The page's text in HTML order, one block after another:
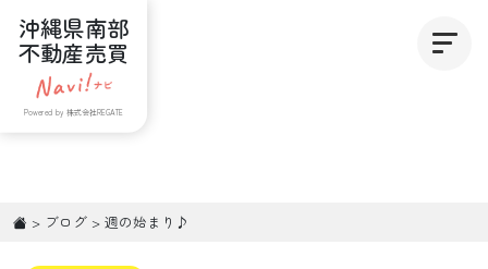
沖縄県南部
不動産売買
Powered by 株式会社REGATE
> ブログ > 週の始まり♪